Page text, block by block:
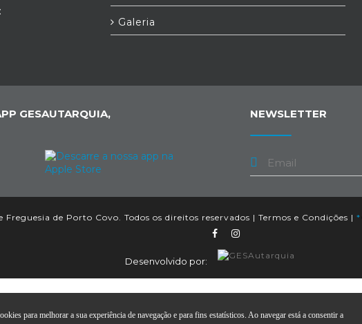
Galeria
GESAUTARQUIA, NEWSLETTER
de Porto Covo. Todos os direitos reservados | Termos e Condições | *
Desenvolvido por:
para melhorar a sua experiência de navegação e para fins estatísticos. Ao navegar está a consentir a